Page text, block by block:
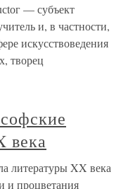
— субъект
и, в частности,
искусствоведения
творец
века
литературы XX века
и процветания